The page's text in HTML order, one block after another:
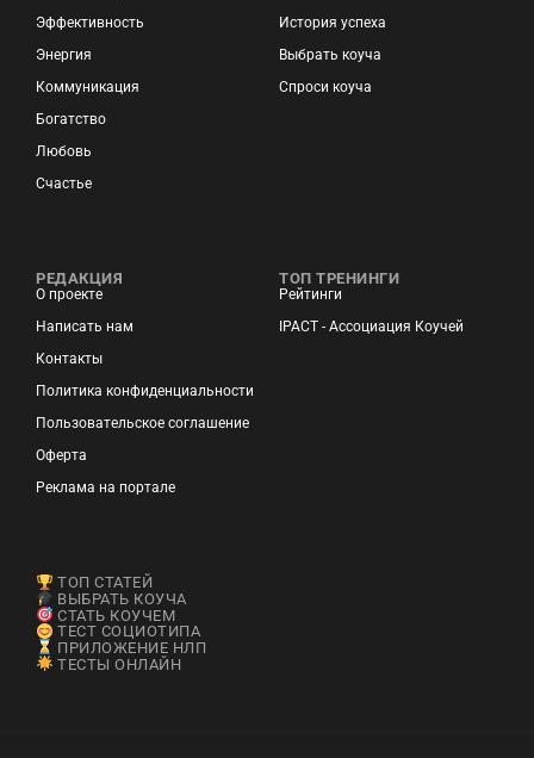
Эффективность
Энергия
Коммуникация
Богатство
Любовь
Счастье
История успеха
Выбрать коуча
Спроси коуча
РЕДАКЦИЯ
О проекте
Написать нам
Контакты
Политика конфиденциальности
Пользовательское соглашение
Оферта
Реклама на портале
ТОП ТРЕНИНГИ
Рейтинги
IPACT - Ассоциация Коучей
ТОП СТАТЕЙ
ВЫБРАТЬ КОУЧА
СТАТЬ КОУЧЕМ
ТЕСТ СОЦИОТИПА
ПРИЛОЖЕНИЕ НЛП
ТЕСТЫ ОНЛАЙН